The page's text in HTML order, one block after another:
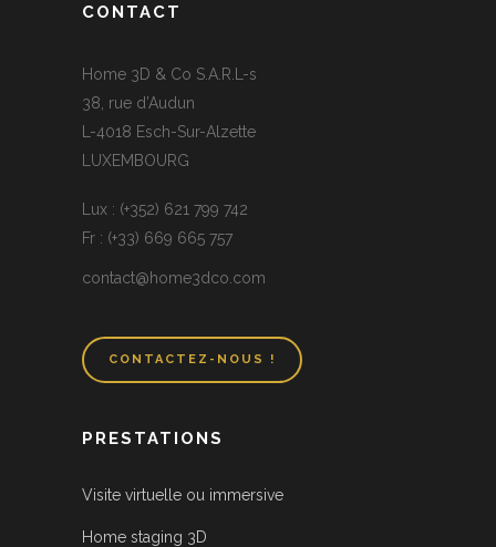
CONTACT
Home 3D & Co S.A.R.L-s
38, rue d’Audun
L-4018 Esch-Sur-Alzette
LUXEMBOURG
Lux : (+352) 621 799 742
Fr : (+33) 669 665 757
contact@home3dco.com
CONTACTEZ-NOUS !
PRESTATIONS
Visite virtuelle ou immersive
Home staging 3D